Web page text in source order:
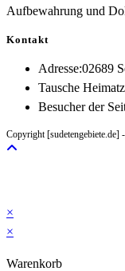
Aufbewahrung und
Kontakt
Adresse:02689
Tausche
Besucher der
Copyright [sudetengebiete.de]
×
×
Warenkorb